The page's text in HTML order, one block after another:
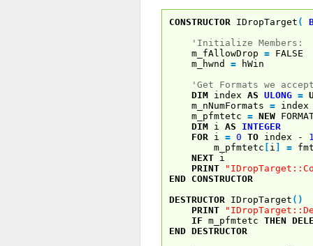
CONSTRUCTOR IDropTarget (
'Initialize Members:
m_fAllowDrop = FALSE
m_hwnd = hWin
'Get Formats we
DIM index AS ULONG =
m_nNumFormats = index
m_pfmtetc = NEW
DIM i AS
INTEGER
FOR i = 0 TO index -
m_pfmtetc
i =
NEXT i
PRINT
END CONSTRUCTOR
DESTRUCTOR IDropTarget ( )
PRINT
IF m_pfmtetc THEN
END DESTRUCTOR